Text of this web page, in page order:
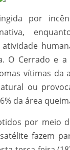
por
atividade
O Cerrado e a
vítimas da
ou
da área
por meio
fazem